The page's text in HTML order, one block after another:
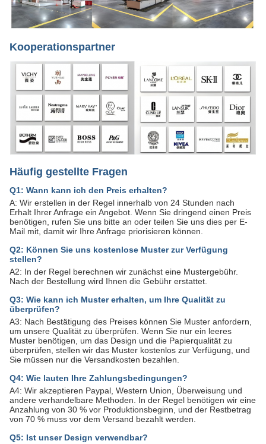
Kooperationspartner
Häufig gestellte Fragen
Q1: Wann kann ich den Preis erhalten?
A: Wir erstellen in der Regel innerhalb von 24 Stunden nach
Erhalt Ihrer Anfrage ein Angebot. Wenn Sie dringend einen Preis
benötigen, rufen Sie uns bitte an oder teilen Sie uns dies per E-
Mail mit, damit wir Ihre Anfrage priorisieren können.
Q2: Können Sie uns kostenlose Muster zur Verfügung
stellen?
A2: In der Regel berechnen wir zunächst eine Mustergebühr.
Nach der Bestellung wird Ihnen die Gebühr erstattet.
Q3: Wie kann ich Muster erhalten, um Ihre Qualität zu
überprüfen?
A3: Nach Bestätigung des Preises können Sie Muster anfordern,
um unsere Qualität zu überprüfen. Wenn Sie nur ein leeres
Muster benötigen, um das Design und die Papierqualität zu
überprüfen, stellen wir das Muster kostenlos zur Verfügung, und
Sie müssen nur die Versandkosten bezahlen.
Q4: Wie lauten Ihre Zahlungsbedingungen?
A4: Wir akzeptieren Paypal, Western Union, Überweisung und
andere verhandelbare Methoden. In der Regel benötigen wir eine
Anzahlung von 30 % vor Produktionsbeginn, und der Restbetrag
von 70 % muss vor dem Versand bezahlt werden.
Q5: Ist unser Design verwendbar?